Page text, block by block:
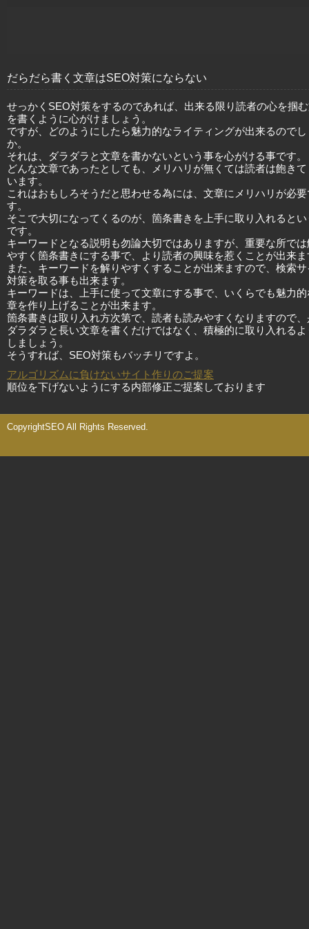
だらだら書く文章はSEO対策にならない
せっかくSEO対策をするのであれば、出来る限り読者の心を掴
を書くように心がけましょう。
ですが、どのようにしたら魅力的なライティングが出来るので
か。
それは、ダラダラと文章を書かないという事を心がける事です。
どんな文章であったとしても、メリハリが無くては読者は飽き
います。
これはおもしろそうだと思わせる為には、文章にメリハリが必要
す。
そこで大切になってくるのが、箇条書きを上手に取り入れると
です。
キーワードとなる説明も勿論大切ではありますが、重要な所で
やすく箇条書きにする事で、より読者の興味を惹くことが出来
また、キーワードを解りやすくすることが出来ますので、検索
対策を取る事も出来ます。
キーワードは、上手に使って文章にする事で、いくらでも魅力
章を作り上げることが出来ます。
箇条書きは取り入れ方次第で、読者も読みやすくなりますので
ダラダラと長い文章を書くだけではなく、積極的に取り入れる
しましょう。
そうすれば、SEO対策もバッチリですよ。
アルゴリズムに負けないサイト作りのご提案
順位を下げないようにする内部修正ご提案しております
CopyrightSEO All Rights Reserved.